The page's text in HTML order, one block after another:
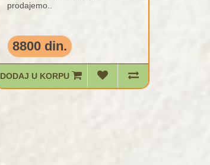
prodajemo..
8800 din.
DODAJ U KORPU